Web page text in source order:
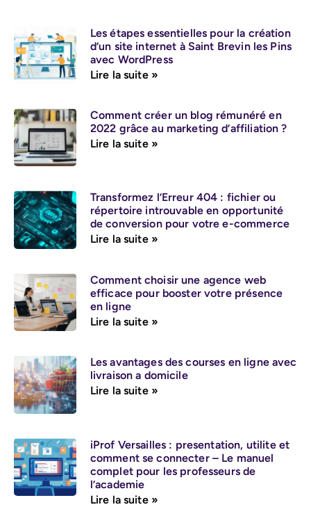
Les étapes essentielles pour la création
d’un site internet à Saint Brevin les Pins
avec WordPress
Lire la suite »
Comment créer un blog rémunéré en
2022 grâce au marketing d’affiliation ?
Lire la suite »
Transformez l’Erreur 404 : fichier ou
répertoire introuvable en opportunité
de conversion pour votre e-commerce
Lire la suite »
Comment choisir une agence web
efficace pour booster votre présence
en ligne
Lire la suite »
Les avantages des courses en ligne avec
livraison a domicile
Lire la suite »
iProf Versailles : presentation, utilite et
comment se connecter – Le manuel
complet pour les professeurs de
l’academie
Lire la suite »